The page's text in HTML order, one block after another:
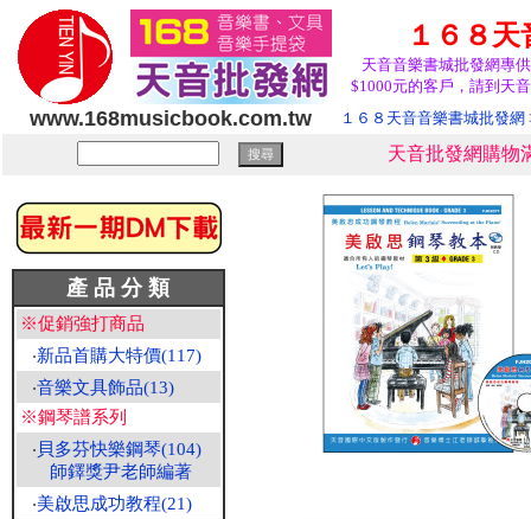
１６８
天音音樂書城批發網專
$1000元的客戶，請到天
www.168musicbook.com.tw １６８天音音樂書城批發網
天音批發網購物
產 品 分 類
※促銷強打商品
‧新品首購大特價(117)
‧音樂文具飾品(13)
※鋼琴譜系列
‧ 貝多芬快樂鋼琴(104)
師鐸獎尹老師編著
‧美啟思成功教程(21)